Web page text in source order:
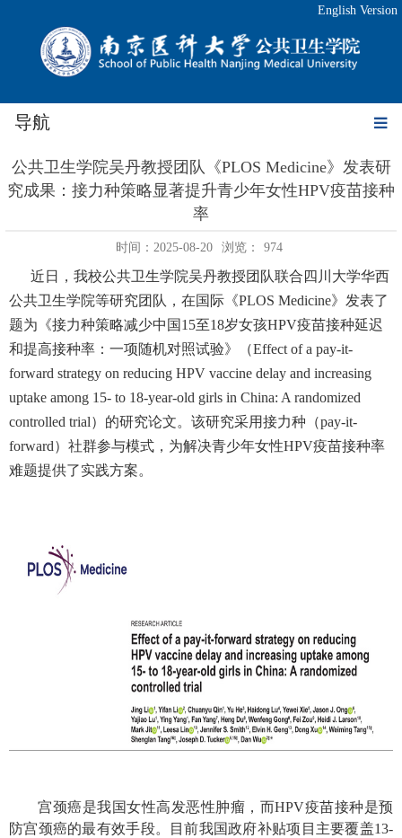
English Version
导航
公共卫生学院吴丹教授团队《PLOS Medicine》发表研
究成果：接力种策略显著提升青少年女性HPV疫苗接种
率
时间：2025-08-20 浏览： 974
近日，我校公共卫生学院吴丹教授团队联合四川大学华西
公共卫生学院等研究团队，在国际《PLOS Medicine》发表了
题为《接力种策略减少中国 15至18岁女孩HPV疫苗接种延迟
和提高接种率：一项随机对照试验》（Effect of a pay-it-
forward strategy on reducing HPV vaccine delay and increasing
uptake among 15- to 18-year-old girls in China: A randomized
controlled trial）的研究论文。该研究采用接力种（pay-it-
forward）社群参与模式，为解决青少年女性HPV疫苗接种率
难题提供了实践方案。
宫颈癌是我国女性高发恶性肿瘤，而HPV疫苗接种是预
防宫颈癌的最有效手段。目前我国政府补贴项目主要覆盖13-